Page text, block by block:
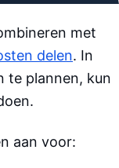
met
delen. In
te plannen, kun
aan voor: